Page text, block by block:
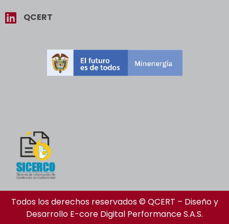
QCERT
Todos los derechos reservados © QCERT – Diseño y
Desarrollo E-core Digital Performance S.A.S.